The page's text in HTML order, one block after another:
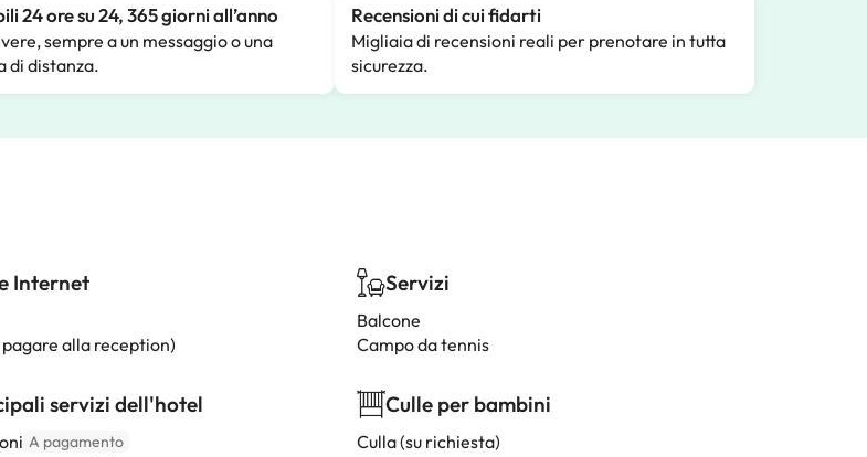
24 ore su 24, 365 giorni all’anno
sempre a un messaggio o una
di distanza.
Recensioni di cui fidarti
Migliaia di recensioni reali per prenotare in tutta
sicurezza.
Internet
alla reception)
servizi dell'hotel
A pagamento
Servizi
Balcone
Campo da tennis
Culle per bambini
Culla (su richiesta)